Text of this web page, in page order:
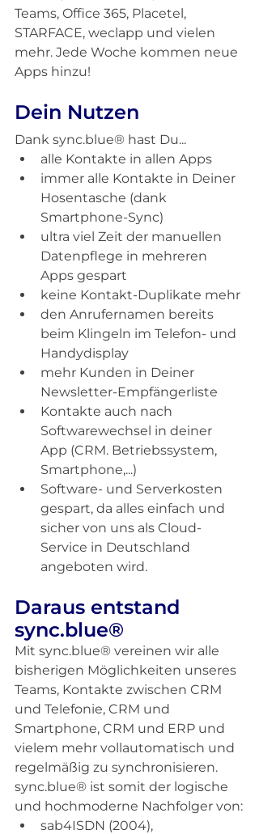
Teams, Office 365, Placetel,
STARFACE, weclapp und vielen
mehr. Jede Woche kommen neue
Apps hinzu!
Dein Nutzen
Dank sync.blue® hast Du...
alle Kontakte in allen Apps
immer alle Kontakte in Deiner
Hosentasche (dank
Smartphone-Sync)
ultra viel Zeit der manuellen
Datenpflege in mehreren
Apps gespart
keine Kontakt-Duplikate mehr
den Anrufernamen bereits
beim Klingeln im Telefon- und
Handydisplay
mehr Kunden in Deiner
Newsletter-Empfängerliste
Kontakte auch nach
Softwarewechsel in deiner
App (CRM. Betriebssystem,
Smartphone,...)
Software- und Serverkosten
gespart, da alles einfach und
sicher von uns als Cloud-
Service in Deutschland
angeboten wird.
Daraus entstand
sync.blue®
Mit sync.blue® vereinen wir alle
bisherigen Möglichkeiten unseres
Teams, Kontakte zwischen CRM
und Telefonie, CRM und
Smartphone, CRM und ERP und
vielem mehr vollautomatisch und
regelmäßig zu synchronisieren.
sync.blue® ist somit der logische
und hochmoderne Nachfolger von:
sab4ISDN (2004),